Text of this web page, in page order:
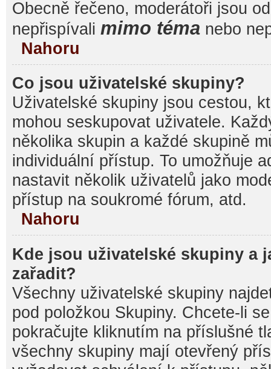
Obecně řečeno, moderátoři jsou
nepřispívali mimo téma nebo
Nahoru
Co jsou uživatelské skupiny?
Uživatelské skupiny jsou cestou,
mohou seskupovat uživatele.
několika skupin a každé skupině
individuální přístup. To umožňuje
nastavit několik uživatelů jako
přístup na soukromé fórum, atd.
Nahoru
Kde jsou uživatelské skupiny a
zařadit?
Všechny uživatelské skupiny
pod položkou Skupiny. Chcete-li
pokračujte kliknutím na příslušné
všechny skupiny mají otevřený